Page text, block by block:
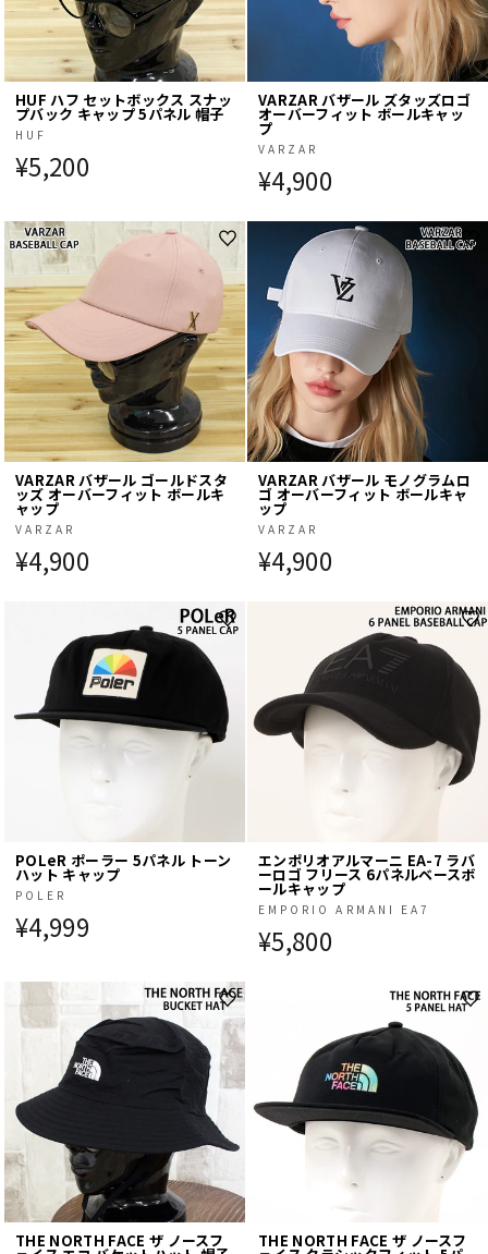
HUF ハフ セットボックス スナッ
プバック キャップ 5パネル 帽子
HUF
¥5,200
VARZAR バザール ズタッズロゴ
オーバーフィット ボールキャッ
プ
VARZAR
¥4,900
VARZAR バザール ゴールドスタ
ッズ オーバーフィット ボールキ
ャップ
VARZAR
¥4,900
VARZAR バザール モノグラムロ
ゴ オーバーフィット ボールキャ
ップ
VARZAR
¥4,900
POLeR ポーラー 5パネル トーン
ハット キャップ
POLER
¥4,999
エンポリオアルマーニ EA-7 ラバ
ーロゴ フリース 6パネルベースボ
ールキャップ
EMPORIO ARMANI EA7
¥5,800
THE NORTH FACE ザ ノースフ THE NORTH FACE ザ ノースフ